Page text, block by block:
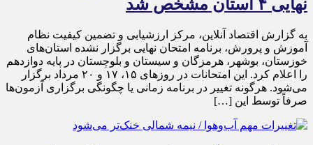
نهایی ۴ استان مشخص شد
به گزارش اقتصاد آنلاین، مرکز ارزشیابی و تضمین کیفیت نظام
آموزش و پرورش، برنامه امتحان نهایی برگزار نشده استان‌های
خوزستان، بوشهر، هرمزگان و سیستان و بلوچستان در پایه دوازدهم
را اعلام کرد. این امتحانات در روز‌های ۱۵، ۱۷ و ۲۰ مرداد برگزار
می‌شود. هرگونه تغییر در برنامه زمانی یا چگونگی برگزاری آزمون‌ها
صرفاً توسط این […]